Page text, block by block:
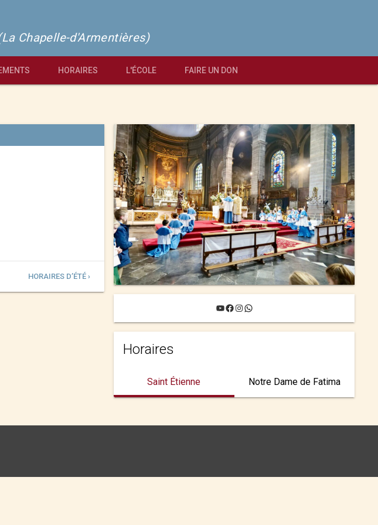
Chapelle-d'Armentières)
HORAIRES L'ÉCOLE FAIRE UN DON
HORAIRES D’ÉTÉ ›
YouTube
Facebook
Instagram
WhatsApp
Horaires
Saint Étienne Notre Dame de Fatima